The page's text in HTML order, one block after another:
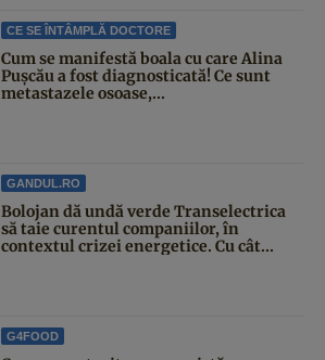
CE SE ÎNTÂMPLĂ DOCTORE
Cum se manifestă boala cu care Alina
Pușcău a fost diagnosticată! Ce sunt
metastazele osoase,...
GANDUL.RO
Bolojan dă undă verde Transelectrica
să taie curentul companiilor, în
contextul crizei energetice. Cu cât...
G4FOOD